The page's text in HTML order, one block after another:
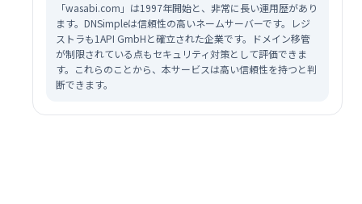
「wasabi.com」は1997年開始と、非常に長い運用歴があり
ます。DNSimpleは信頼性の高いネームサーバーです。レジ
ストラも1API GmbHと確立された企業です。ドメイン移管
が制限されている点もセキュリティ対策として評価できま
す。これらのことから、本サービスは高い信頼性を持つと判
断できます。